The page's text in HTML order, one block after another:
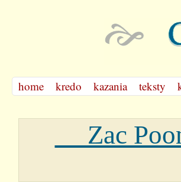
home kredo kazania teksty
Zac